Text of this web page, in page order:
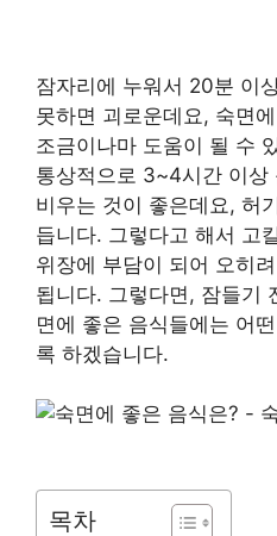
잠자리에 누워서 20분 이
못하면 괴로운데요, 숙면
조금이나마 도움이 될 수
통상적으로 3~4시간 이상
비우는 것이 좋은데요, 허
듭니다. 그렇다고 해서 고
위장에 부담이 되어 오히
됩니다. 그렇다면, 잠들기
면에 좋은 음식들에는 어
록 하겠습니다.
목차